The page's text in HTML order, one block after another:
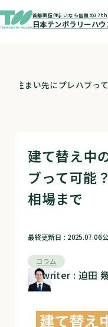
首都圏仮住まいなら信頼の37th
日本テンポラリーハ
仮住まい先にプレハブっ
建て替え中
ブって可能
相場まで
最終更新日 : 2025.07.06
コラム
writer : 迫田